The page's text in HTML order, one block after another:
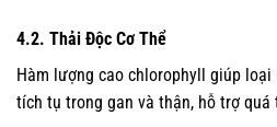
4.2. Thải Độc Cơ Thể
Hàm lượng cao chlorophyll giúp
tích tụ trong gan và thận, hỗ trợ